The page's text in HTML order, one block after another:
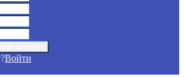
Войти